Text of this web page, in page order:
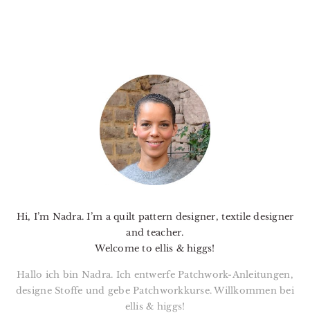
Hi, I’m Nadra. I’m a quilt pattern designer, textile designer
and teacher.
Welcome to ellis & higgs!
Hallo ich bin Nadra. Ich entwerfe Patchwork-Anleitungen,
designe Stoffe und gebe Patchworkkurse. Willkommen bei
ellis & higgs!